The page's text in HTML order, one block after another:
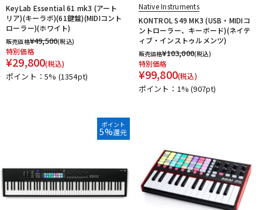
KeyLab Essential 61 mk3 (アート
リア)(キーラボ)(61鍵盤)(MIDIコント
ローラー)(ホワイト)
販売価格¥49,500(税込)
特別価格
¥29,800(税込)
ポイント：5% (1354pt)
Native Instruments
KONTROL S49 MK3 (USB・MIDIコ
ントローラー、キーボード)(ネイテ
ィブ・インストゥルメンツ)
販売価格¥103,000(税込)
特別価格
¥99,800(税込)
ポイント：1%(907pt)
ポイント
5%還元